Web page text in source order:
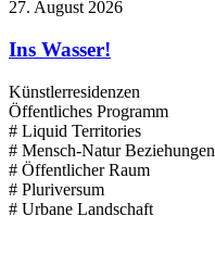
27. August 2026
Ins Wasser!
Künstlerresidenzen
Öffentliches Programm
# Liquid Territories
# Mensch-Natur Beziehungen
# Öffentlicher Raum
# Pluriversum
# Urbane Landschaft